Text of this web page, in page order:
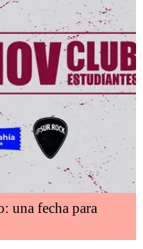
una fecha para